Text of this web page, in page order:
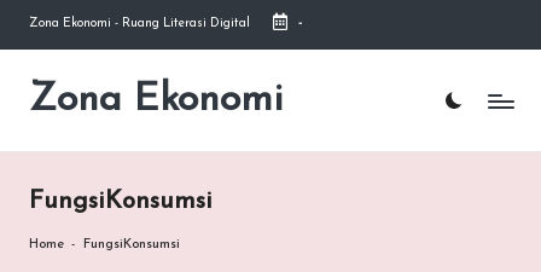
Skip
content
Zona Ekonomi - Ruang Literasi Digital -
Zona Ekonomi
Ruang
FungsiKonsumsi
Home - FungsiKonsumsi